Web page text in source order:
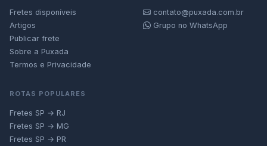
Fretes disponíveis
Artigos
Publicar frete
Sobre a Puxada
Termos e Privacidade
contato@puxada.com.br
Grupo no WhatsApp
ROTAS POPULARES
Fretes SP → RJ
Fretes SP → MG
Fretes SP → PR